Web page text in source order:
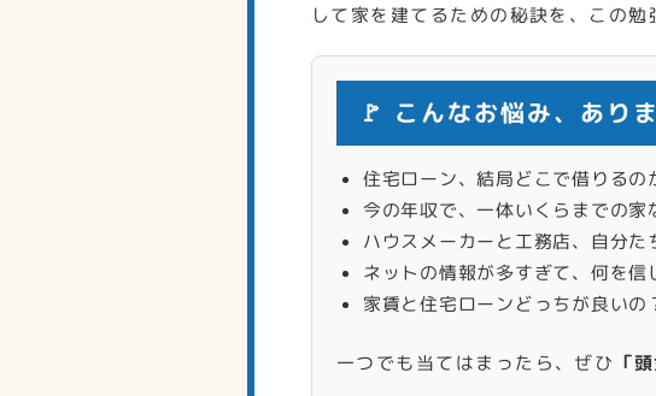
して家を建てるための秘訣を、この勉
🚩 こんなお悩み、あり
住宅ローン、結局どこで借りるの
今の年収で、一体いくらまでの家
ハウスメーカーと工務店、自分た
ネットの情報が多すぎて、何を
家賃と住宅ローンどっちが良いの
一つでも当てはまったら、ぜひ 「